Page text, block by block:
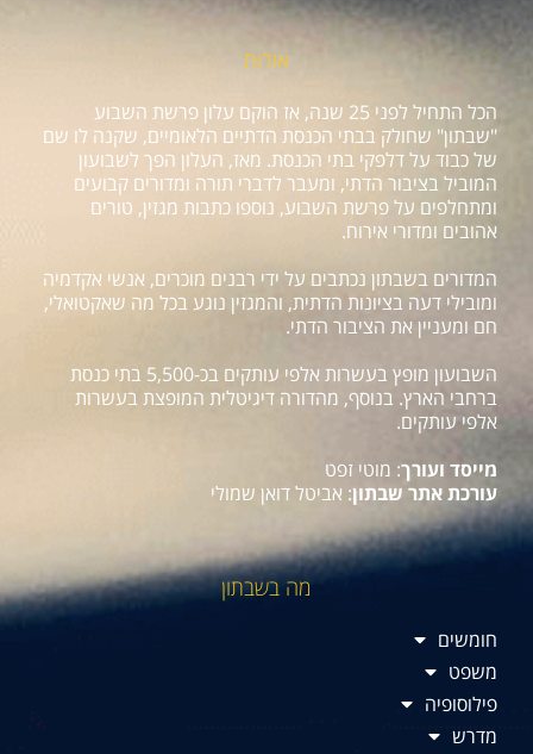
אודות
הכל התחיל לפני 25 שנה, אז הוקם עלון פרשת השבוע
"שבתון" שחולק בבתי הכנסת הדתיים הלאומיים, שקנה לו שם
של כבוד על דלפקי בתי הכנסת. מאז, העלון הפך לשבועון
המוביל בציבור הדתי, ומעבר לדברי תורה ומדורים קבועים
ומתחלפים על פרשת השבוע, נוספו כתבות מגזין, טורים
אהובים ומדורי אירוח.
המדורים בשבתון נכתבים על ידי רבנים מוכרים, אנשי אקדמיה
ומובילי דעה בציונות הדתית, והמגזין נוגע בכל מה שאקטואלי,
חם ומעניין את הציבור הדתי.
השבועון מופץ בעשרות אלפי עותקים בכ-5,500 בתי כנסת
ברחבי הארץ. בנוסף, מהדורה דיגיטלית המופצת בעשרות
אלפי עותקים.
מייסד ועורך: מוטי זפט
עורכת אתר שבתון: אביטל דואן שמולי
מה בשבתון
חומשים
משפט
פילוסופיה
מדרש